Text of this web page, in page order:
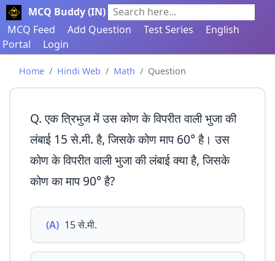
MCQ Buddy (IN) Search here...
MCQ Feed
Add Question Test Series
English
Portal
Login
Home Hindi Web Math Question
Q. एक त्रिभुज में उस कोण के विपरीत वाली भुजा की
लंबाई 15 से.मी. है, जिसके कोण माप 60° है। उस
कोण के विपरीत वाली भुजा की लंबाई क्या है, जिसके
कोण का माप 90° है?
(A) 15 से.मी.